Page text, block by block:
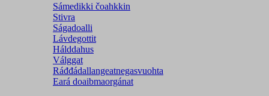
Sámedikki čoahkkin
Stivra
Ságadoalli
Lávdegottit
Hálddahus
Válggat
Ráđđádallangeatnegas­vuohta
Eará doaibmaorgánat